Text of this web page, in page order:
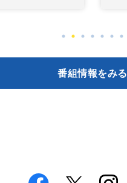
番組情報をみる